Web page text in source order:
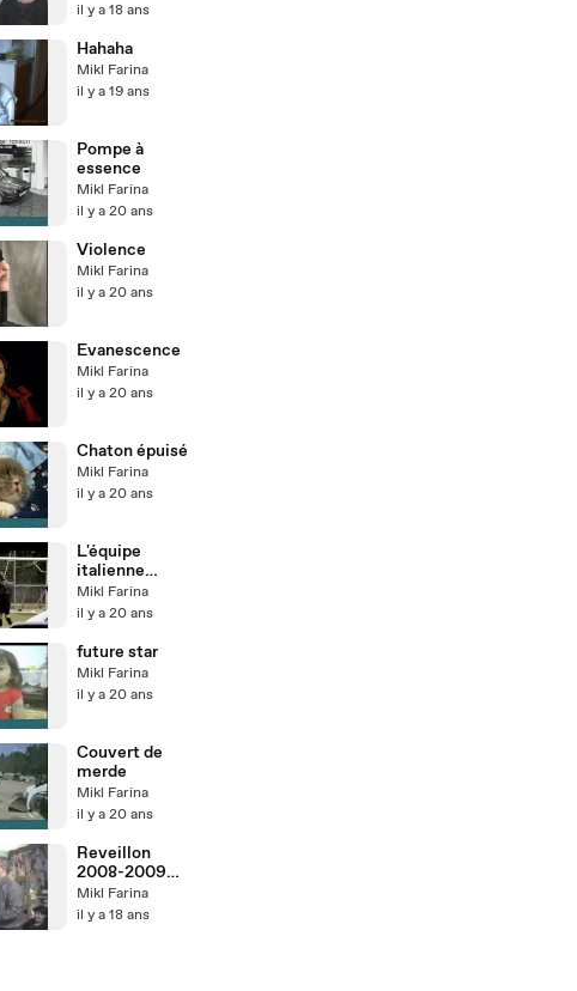
il y a 18 ans
Hahaha
Mikl Farina
il y a 19 ans
Pompe à
essence
Mikl Farina
il y a 20 ans
Violence
Mikl Farina
il y a 20 ans
Evanescence
Mikl Farina
il y a 20 ans
Chaton épuisé
Mikl Farina
il y a 20 ans
L'équipe
italienne
s'entraine
Mikl Farina
il y a 20 ans
future star
Mikl Farina
il y a 20 ans
Couvert de
merde
Mikl Farina
il y a 20 ans
Reveillon
2008-2009
(2)
Mikl Farina
il y a 18 ans